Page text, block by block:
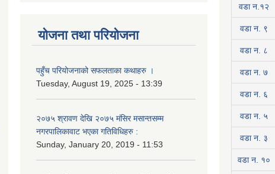
योजना तथा परियोजना
पहुँच परियोजनाको सफलताका कथाहरु ।
Tuesday, August 19, 2025 - 13:39
२०७५ श्रावण देखि २०७५ मंसिर मसान्तसम्म
नगरपालिकावाट भएका गतिविधिहरु :
Sunday, January 20, 2019 - 11:53
वडा न.१२
वडा न. ९
वडा न. ८
वडा न. ७
वडा न. ६
वडा न. ५
वडा न. ३
वडा न. १०